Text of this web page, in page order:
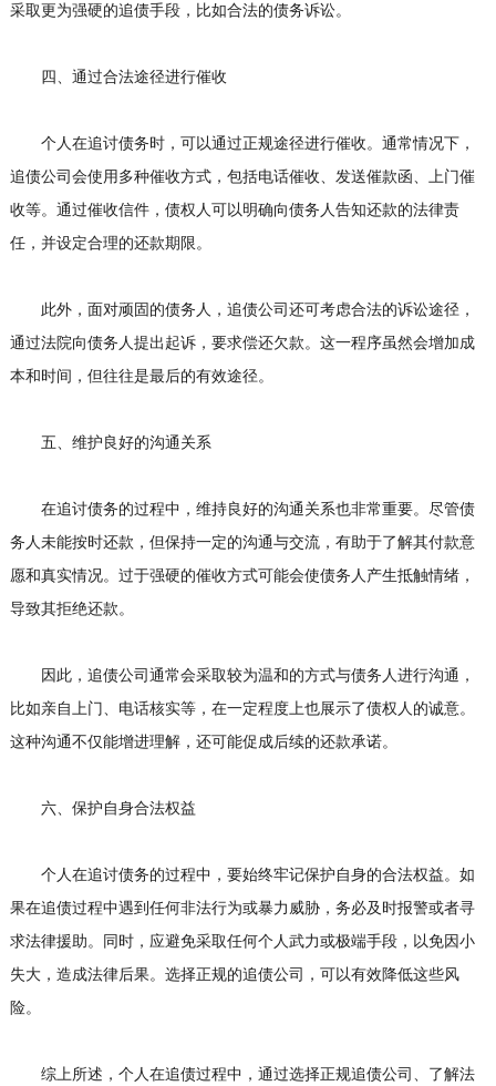
采取更为强硬的追债手段，比如合法的债务诉讼。
四、通过合法途径进行催收
个人在追讨债务时，可以通过正规途径进行催收。通常情况下，
追债公司会使用多种催收方式，包括电话催收、发送催款函、上门催
收等。通过催收信件，债权人可以明确向债务人告知还款的法律责
任，并设定合理的还款期限。
此外，面对顽固的债务人，追债公司还可考虑合法的诉讼途径，
通过法院向债务人提出起诉，要求偿还欠款。这一程序虽然会增加成
本和时间，但往往是最后的有效途径。
五、维护良好的沟通关系
在追讨债务的过程中，维持良好的沟通关系也非常重要。尽管债
务人未能按时还款，但保持一定的沟通与交流，有助于了解其付款意
愿和真实情况。过于强硬的催收方式可能会使债务人产生抵触情绪，
导致其拒绝还款。
因此，追债公司通常会采取较为温和的方式与债务人进行沟通，
比如亲自上门、电话核实等，在一定程度上也展示了债权人的诚意。
这种沟通不仅能增进理解，还可能促成后续的还款承诺。
六、保护自身合法权益
个人在追讨债务的过程中，要始终牢记保护自身的合法权益。如
果在追债过程中遇到任何非法行为或暴力威胁，务必及时报警或者寻
求法律援助。同时，应避免采取任何个人武力或极端手段，以免因小
失大，造成法律后果。选择正规的追债公司，可以有效降低这些风
险。
综上所述，个人在追债过程中，通过选择正规追债公司、了解法